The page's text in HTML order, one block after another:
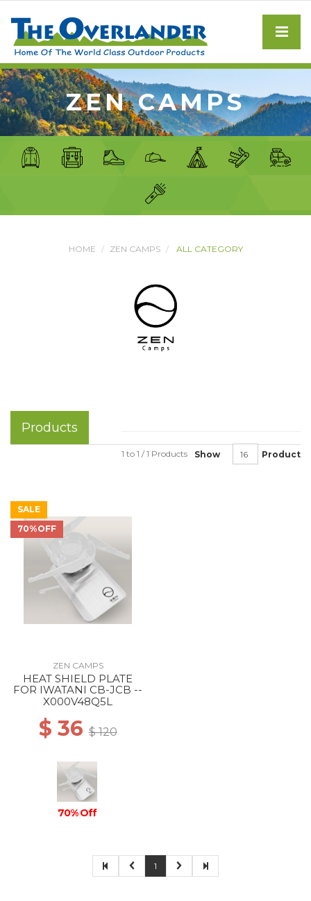
ZEN CAMPS
HOME ZEN CAMPS ALL CATEGORY
Products
Show Product
1 to 1 / 1 Products
SALE
70%OFF
ZEN CAMPS
HEAT SHIELD PLATE
FOR IWATANI CB-JCB --
X000V48Q5L
$ 36$ 120
70% Off
1